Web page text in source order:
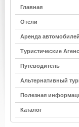
Главная
Отели
Аренда автомобилей
Туристические
Путеводитель
Альтернативный
Полезная
Каталог